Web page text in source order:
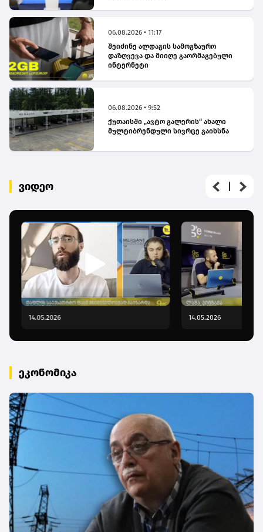
06.08.2026 • 11:17
შეიძინე ალდაგის სამოგზაურო
დაზღვევა და მიიღე გაორმაგებული
ინტერნეტი
06.08.2026 • 9:52
ქუთაისში „ავტო გალერის“ ახალი
მულტიბრენდული სივრცე გაიხსნა
ვიდეო
14.05.2026 14.05.2026
ეკონომიკა